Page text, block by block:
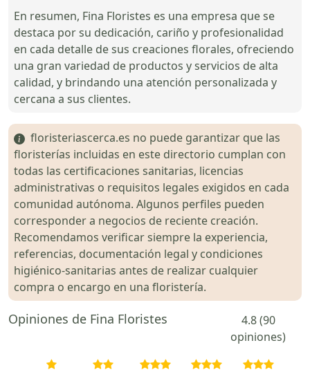
En resumen, Fina Floristes es una empresa que se
destaca por su dedicación, cariño y profesionalidad
en cada detalle de sus creaciones florales, ofreciendo
una gran variedad de productos y servicios de alta
calidad, y brindando una atención personalizada y
cercana a sus clientes.
floristeriascerca.es no puede garantizar que las
floristerías incluidas en este directorio cumplan con
todas las certificaciones sanitarias, licencias
administrativas o requisitos legales exigidos en cada
comunidad autónoma. Algunos perfiles pueden
corresponder a negocios de reciente creación.
Recomendamos verificar siempre la experiencia,
referencias, documentación legal y condiciones
higiénico-sanitarias antes de realizar cualquier
compra o encargo en una floristería.
Opiniones de Fina Floristes
4.8 (90
opiniones)